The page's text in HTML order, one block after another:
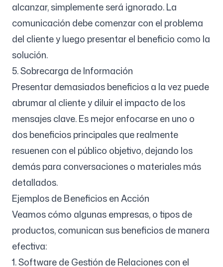
alcanzar, simplemente será ignorado. La
comunicación debe comenzar con el problema
del cliente y luego presentar el beneficio como la
solución.
5. Sobrecarga de Información
Presentar demasiados beneficios a la vez puede
abrumar al cliente y diluir el impacto de los
mensajes clave. Es mejor enfocarse en uno o
dos beneficios principales que realmente
resuenen con el público objetivo, dejando los
demás para conversaciones o materiales más
detallados.
Ejemplos de Beneficios en Acción
Veamos cómo algunas empresas, o tipos de
productos, comunican sus beneficios de manera
efectiva:
1. Software de Gestión de Relaciones con el